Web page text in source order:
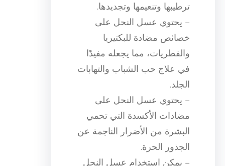
ترطيبها وتنعيمها وتجديدها.
– يحتوي عسل النحل على
خصائص مضادة للبكتيريا
والفطريات، مما يجعله مفيدًا
في علاج حب الشباب والتهابات
الجلد.
– يحتوي عسل النحل على
مضادات الأكسدة التي تحمي
البشرة من الأضرار الناجمة عن
الجذور الحرة.
– يمكن استخدام عسل النحل